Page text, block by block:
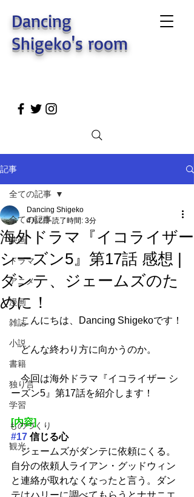
Dancing
Shigeko's room
記事
全ての記事
映画
ドラマ
アニメ
漫画
雑誌
小説
書籍
独り言
学習
ものづくり
観光
全ての記事
海外ドラマ『イコライザー
シーズン5』第17話 感想 |
ダンテ、ジェームズのた
めに！
Dancing Shigeko
4月2日 読了時間: 3分
こんにちは、Dancing Shigekoです！
どんな終わり方に向かうのか。
今回は海外ドラマ『イコライザー シ
ーズン5』第17話を紹介します！
[内容]
#17 信じる心
ジェームズがダンテに依頼にくる。
自分の依頼人ライアン・グッドウィン
と連絡が取れなくなったと言う。ダン
テはハリーに調べてもらうとナサニエ